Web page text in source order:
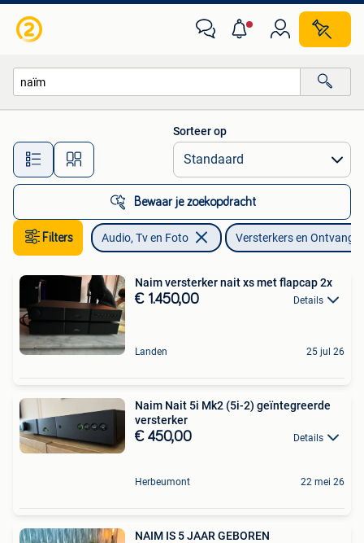
Alle afstanden…
Sorteer op
Bewaar je zoekopdracht
Filters Audio, Tv en Foto Versterkers en
Naim versterker nait xs met flapcap 2x
€ 1.450,00 Details
Landen 25 jul 26
Naim Nait 5i Mk2 (5i-2) geïntegreerde
versterker
€ 450,00 Details
Herbeumont 22 mei 26
NAIM IS 5 JAAR GEBOREN